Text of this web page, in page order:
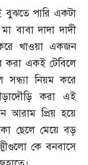
বুঝতে পারি একটা
বাবা দাদা দাদী
খাওয়া একজন
করা একই টেবিলে
নিয়ম করে
করা এই
আরাম প্রিয় হয়ে
ছেলে মেয়ে বড়
কে বনবাসে